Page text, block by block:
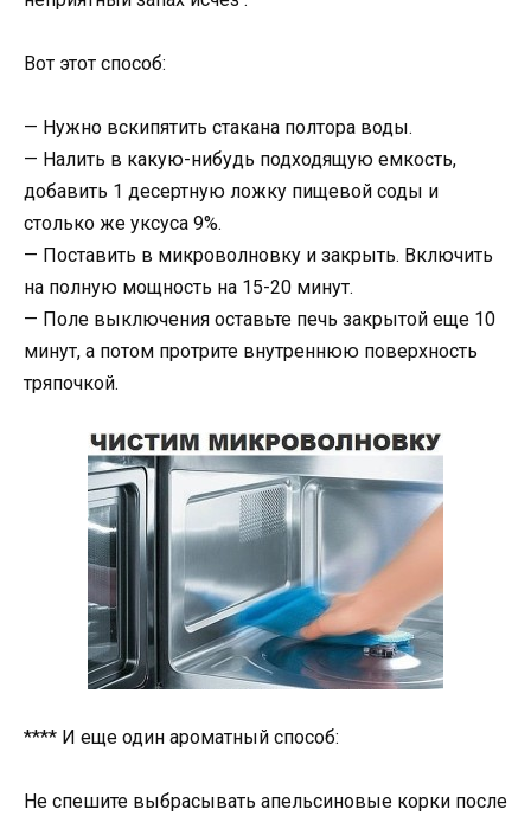
Вот этот способ:
— Нужно вскипятить стакана полтора воды.
— Налить в какую-нибудь подходящую емкость,
добавить 1 десертную ложку пищевой соды и
столько же уксуса 9%.
— Поставить в микроволновку и закрыть. Включить
на полную мощность на 15-20 минут.
— Поле выключения оставьте печь закрытой еще 10
минут, а потом протрите внутреннюю поверхность
тряпочкой.
**** И еще один ароматный способ:
Не спешите выбрасывать апельсиновые корки после